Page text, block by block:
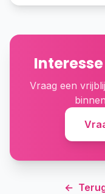
Vraag een
←